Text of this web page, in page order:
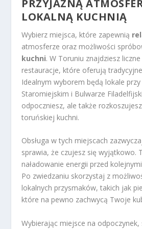
PRZYJAZNĄ
LOKALNĄ KUCHNIĄ
Wybierz miejsca, które zapewnią
atmosferze oraz możliwości
kuchni. W Toruniu znajdziesz
restauracje, które oferują
Idealnym wyborem będą lokale przy
Staromiejskim i Bulwarze
odpoczniesz, ale także
toruńskiej kuchni.
Obsługa w tych miejscach
sprawia, że czujesz się wyjątkowo.
naładowanie energii przed
Po zwiedzaniu skorzystaj z
lokalnych przysmaków, takich jak
które na pewno zachwycą Twoje
Wybierając miejsce na